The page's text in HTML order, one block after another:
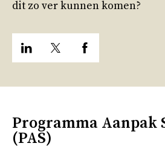
dit zo ver kunnen komen?
Programma Aanpak
(PAS)